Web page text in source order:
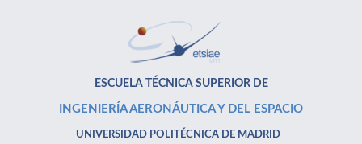
ESCUELA TÉCNICA SUPERIOR DE
INGENIERÍA AERONÁUTICA Y DEL ESPACIO
UNIVERSIDAD POLITÉCNICA DE MADRID